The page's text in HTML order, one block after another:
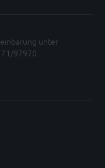
unter
97970